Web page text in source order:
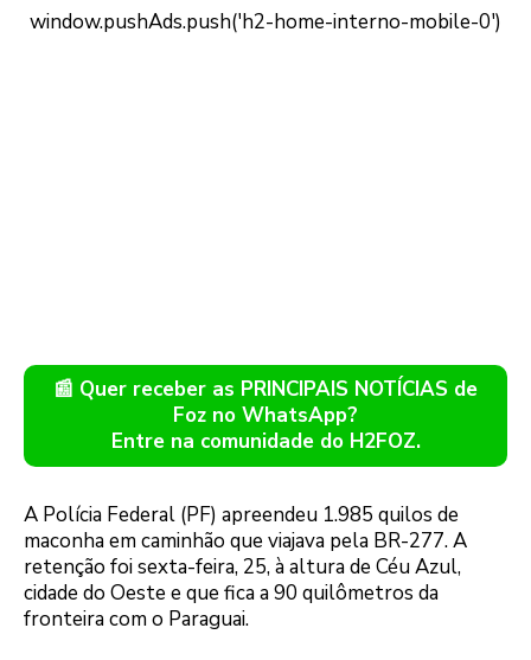
📰 Quer receber as PRINCIPAIS NOTÍCIAS de
Foz no WhatsApp?
Entre na comunidade do H2FOZ.
A Polícia Federal (PF) apreendeu 1.985 quilos de
maconha em caminhão que viajava pela BR-277. A
retenção foi sexta-feira, 25, à altura de Céu Azul,
cidade do Oeste e que fica a 90 quilômetros da
fronteira com o Paraguai.